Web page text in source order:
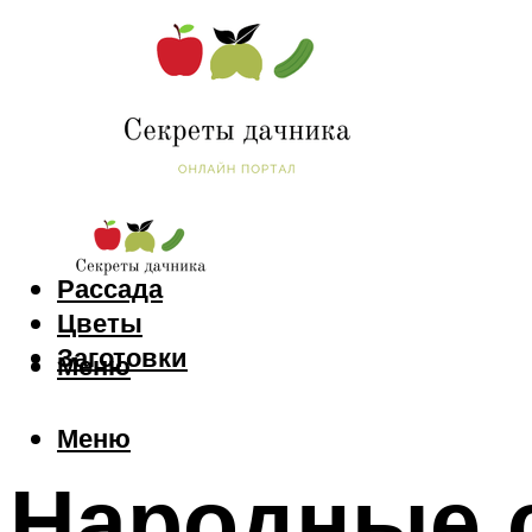
Сад и огород
Рассада
Цветы
Заготовки
Меню
Меню